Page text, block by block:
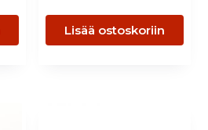
Lisää ostoskoriin